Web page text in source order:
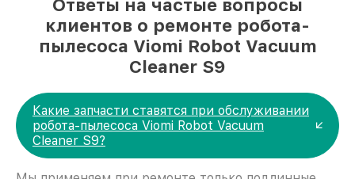
Ответы на частые вопросы
клиентов о ремонте робота-
пылесоса Viomi Robot Vacuum
Cleaner S9
Какие запчасти ставятся при обслуживании
робота-пылесоса Viomi Robot Vacuum
Cleaner S9?